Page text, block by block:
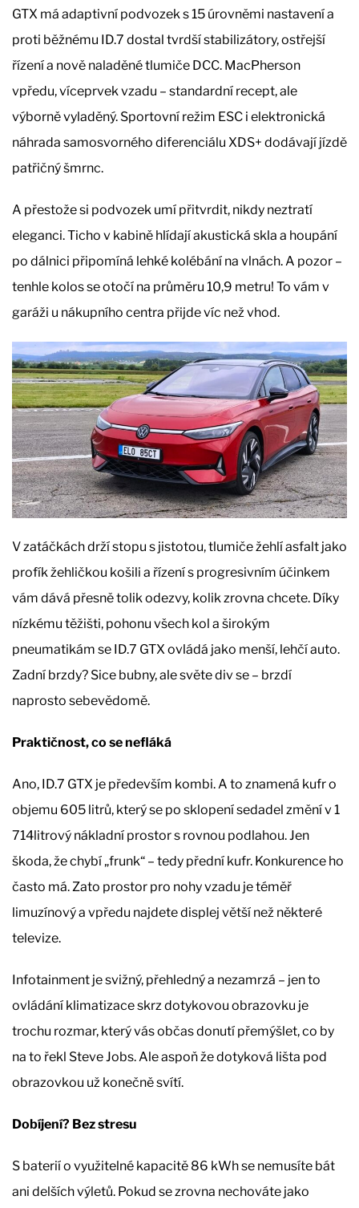
GTX má adaptivní podvozek s 15 úrovněmi nastavení a
proti běžnému ID.7 dostal tvrdší stabilizátory, ostřejší
řízení a nově naladěné tlumiče DCC. MacPherson
vpředu, víceprvek vzadu – standardní recept, ale
výborně vyladěný. Sportovní režim ESC i elektronická
náhrada samosvorného diferenciálu XDS+ dodávají jízdě
patřičný šmrnc.
A přestože si podvozek umí přitvrdit, nikdy neztratí
eleganci. Ticho v kabině hlídají akustická skla a houpání
po dálnici připomíná lehké kolébání na vlnách. A pozor –
tenhle kolos se otočí na průměru 10,9 metru! To vám v
garáži u nákupního centra přijde víc než vhod.
V zatáčkách drží stopu s jistotou, tlumiče žehlí asfalt jako
profík žehličkou košili a řízení s progresivním účinkem
vám dává přesně tolik odezvy, kolik zrovna chcete. Díky
nízkému těžišti, pohonu všech kol a širokým
pneumatikám se ID.7 GTX ovládá jako menší, lehčí auto.
Zadní brzdy? Sice bubny, ale světe div se – brzdí
naprosto sebevědomě.
Praktičnost, co se nefláká
Ano, ID.7 GTX je především kombi. A to znamená kufr o
objemu 605 litrů, který se po sklopení sedadel změní v 1
714litrový nákladní prostor s rovnou podlahou. Jen
škoda, že chybí „frunk“ – tedy přední kufr. Konkurence ho
často má. Zato prostor pro nohy vzadu je téměř
limuzínový a vpředu najdete displej větší než některé
televize.
Infotainment je svižný, přehledný a nezamrzá – jen to
ovládání klimatizace skrz dotykovou obrazovku je
trochu rozmar, který vás občas donutí přemýšlet, co by
na to řekl Steve Jobs. Ale aspoň že dotyková lišta pod
obrazovkou už konečně svítí.
Dobíjení? Bez stresu
S baterií o využitelné kapacitě 86 kWh se nemusíte bát
ani delších výletů. Pokud se zrovna nechováte jako